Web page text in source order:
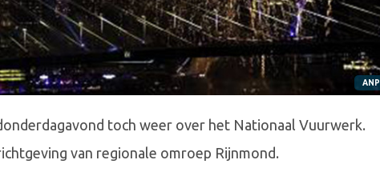
ANP
toch weer over het Nationaal Vuurwerk.
van regionale omroep Rijnmond.